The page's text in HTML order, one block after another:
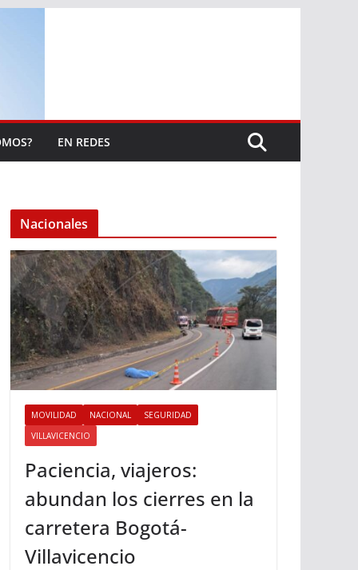
EN REDES
Nacionales
MOVILIDAD NACIONAL
SEGURIDAD
VILLAVICENCIO
Paciencia, viajeros:
abundan los cierres en la
carretera Bogotá-
Villavicencio